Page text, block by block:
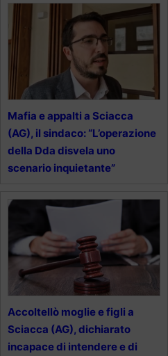
Mafia e appalti a Sciacca
(AG), il sindaco: “L’operazione
della Dda disvela uno
scenario inquietante”
Accoltellò moglie e figli a
Sciacca (AG), dichiarato
incapace di intendere e di